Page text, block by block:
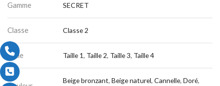
Gamme SECRET
Classe Classe 2
Taille Taille 1, Taille 2, Taille 3, Taille 4
Beige bronzant, Beige naturel, Cannelle, Doré,